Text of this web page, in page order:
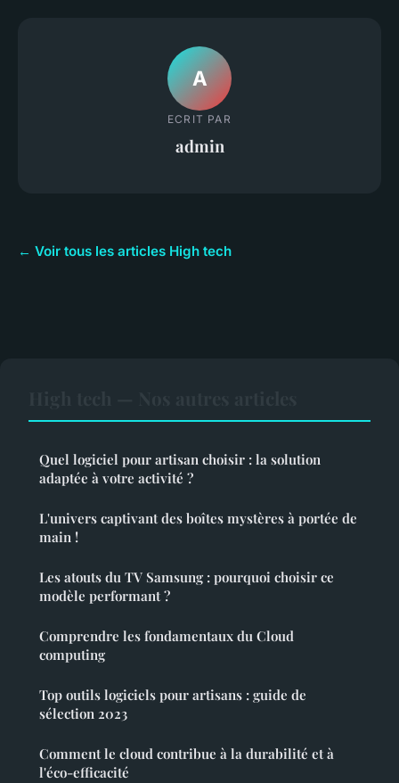
A
ECRIT PAR
admin
← Voir tous les articles High tech
Quel logiciel pour artisan choisir : la solution
adaptée à votre activité ?
L'univers captivant des boîtes mystères à portée de
main !
Les atouts du TV Samsung : pourquoi choisir ce
modèle performant ?
Comprendre les fondamentaux du Cloud
computing
Top outils logiciels pour artisans : guide de
sélection 2023
Comment le cloud contribue à la durabilité et à
l'éco-efficacité